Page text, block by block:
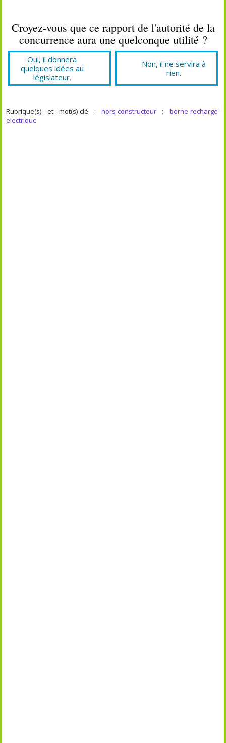
Croyez-vous que ce rapport de l'autorité de la
concurrence aura une quelconque utilité ?
Oui, il donnera
quelques idées au
législateur.
Non, il ne servira à
rien.
Rubrique(s) et mot(s)-clé : hors-constructeur; borne-recharge-
electrique